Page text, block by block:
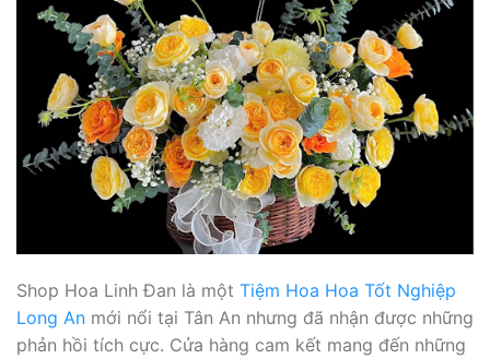
Shop Hoa Linh Đan là một Tiệm Hoa Hoa Tốt Nghiệp
Long An mới nổi tại Tân An nhưng đã nhận được những
phản hồi tích cực. Cửa hàng cam kết mang đến những